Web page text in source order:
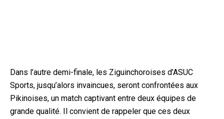
Dans l’autre demi-finale, les Ziguinchoroises d’ASUC
Sports, jusqu’alors invaincues, seront confrontées aux
Pikinoises, un match captivant entre deux équipes de
grande qualité. Il convient de rappeler que ces deux